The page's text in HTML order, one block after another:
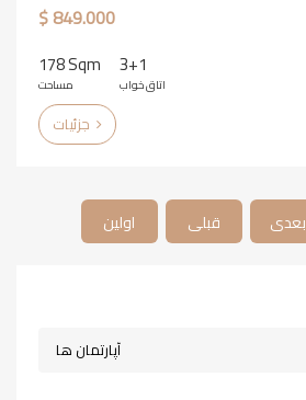
$ 849.000
178 Sqm
مساحت
3+1
اتاق خواب
اولین قبلی بعدی
آپارتمان ها